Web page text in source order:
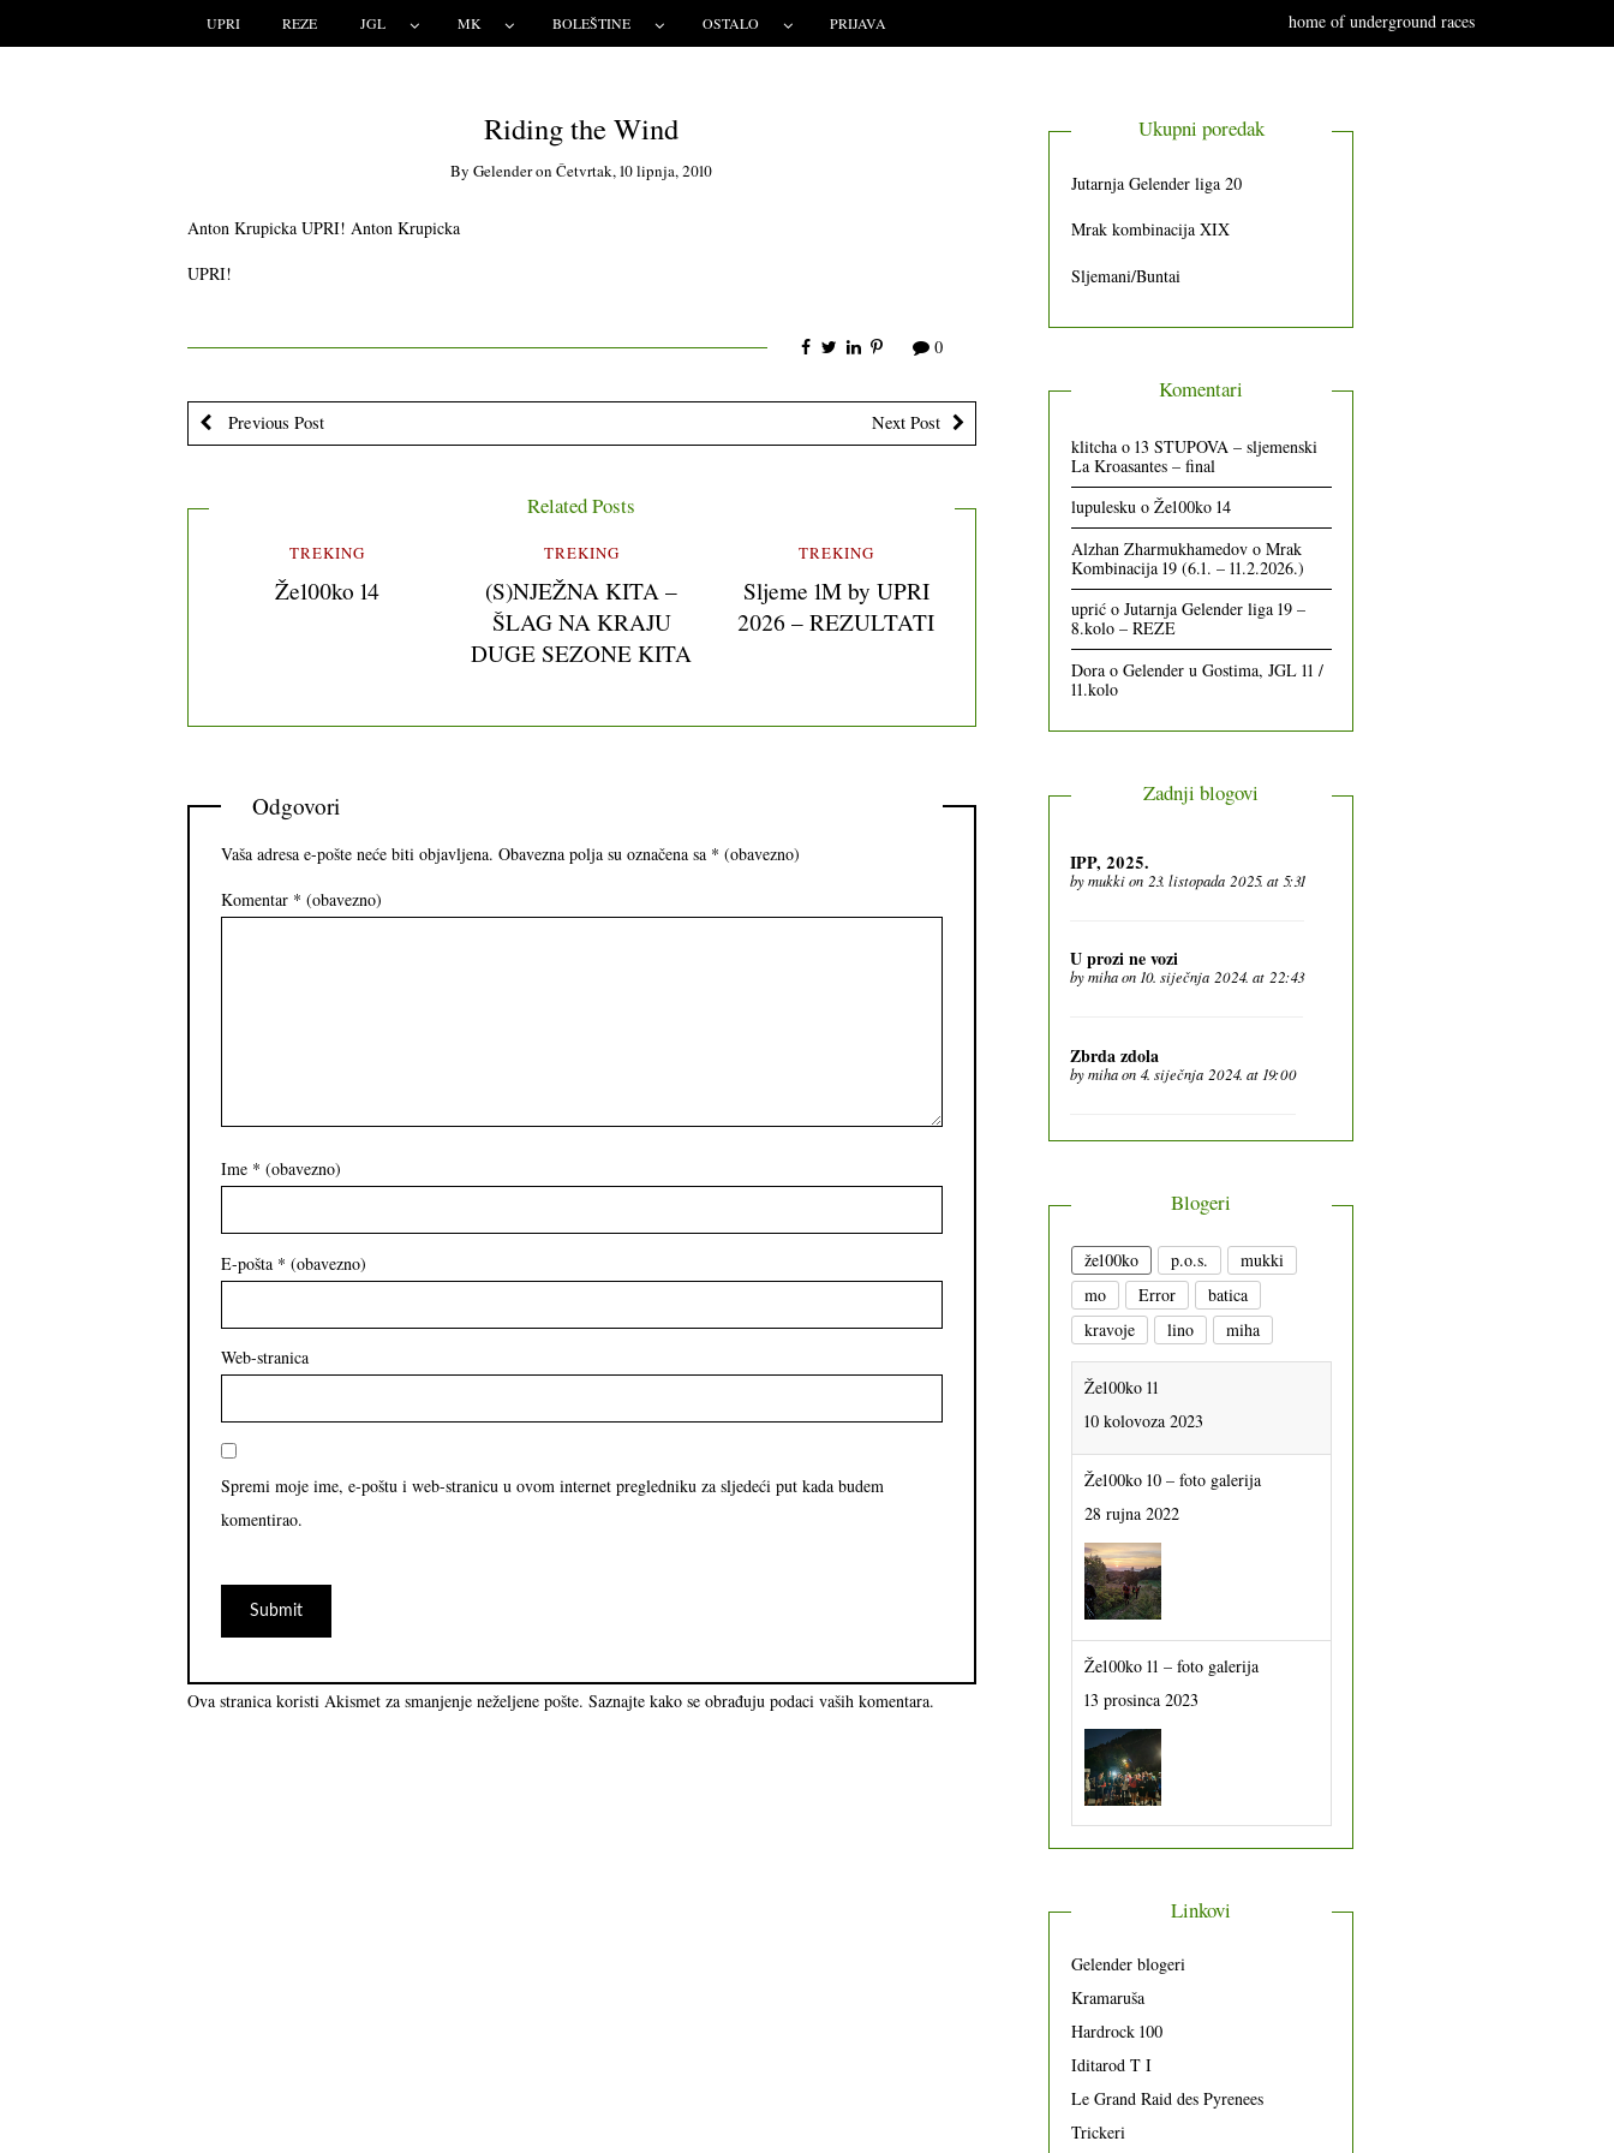
UPRI REZE JGL MK BOLEŠTINE OSTALO PRIJAVA home of underground races
Riding the Wind
ByGelenderonČetvrtak, 10 lipnja, 2010
Anton Krupicka UPRI! Anton Krupicka
UPRI!
0
Previous Post Next Post
Related Posts
TREKING
Že100ko 14
TREKING
(S)NJEŽNA KITA –
ŠLAG NA KRAJU
DUGE SEZONE KITA
TREKING
Sljeme 1M by UPRI
2026 – REZULTATI
Odgovori
Vaša adresa e-pošte neće biti objavljena. Obavezna polja su označena sa * (obavezno)
Komentar * (obavezno)
Ime * (obavezno)
E-pošta * (obavezno)
Web-stranica
Spremi moje ime, e-poštu i web-stranicu u ovom internet pregledniku za sljedeći put kada budem
komentirao.
Ova stranica koristi Akismet za smanjenje neželjene pošte. Saznajte kako se obrađuju podaci vaših komentara.
Ukupni poredak
Jutarnja Gelender liga 20
Mrak kombinacija XIX
Sljemani/Buntai
Komentari
klitchao 13 STUPOVA – sljemenski
La Kroasantes – final
lupuleskuo Že100ko 14
Alzhan Zharmukhamedovo Mrak
Kombinacija 19 (6.1. – 11.2.2026.)
uprićo Jutarnja Gelender liga 19 –
8.kolo – REZE
Dorao Gelender u Gostima, JGL 11 /
11.kolo
Zadnji blogovi
IPP, 2025.
bymukkion 23. listopada 2025. at 5:31
U prozi ne vozi
bymihaon 10. siječnja 2024. at 22:43
Zbrda zdola
bymihaon 4. siječnja 2024. at 19:00
Blogeri
že100ko p.o.s.
mukki
mo
Error
batica
kravoje
lino miha
Že100ko 11
10 kolovoza 2023
Že100ko 10 – foto galerija
28 rujna 2022
Že100ko 11 – foto galerija
13 prosinca 2023
Linkovi
Gelender blogeri
Kramaruša
Hardrock 100
Iditarod T I
Le Grand Raid des Pyrenees
Trickeri